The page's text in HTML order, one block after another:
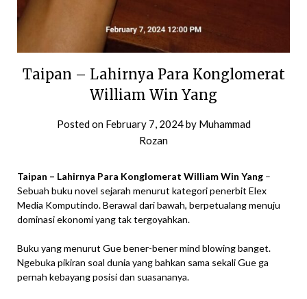
Taipan – Lahirnya Para Konglomerat
William Win Yang
Posted on February 7, 2024by Muhammad
Rozan
Taipan – Lahirnya Para Konglomerat William Win Yang –
Sebuah buku novel sejarah menurut kategori penerbit Elex
Media Komputindo. Berawal dari bawah, berpetualang menuju
dominasi ekonomi yang tak tergoyahkan.
Buku yang menurut Gue bener-bener mind blowing banget.
Ngebuka pikiran soal dunia yang bahkan sama sekali Gue ga
pernah kebayang posisi dan suasananya.